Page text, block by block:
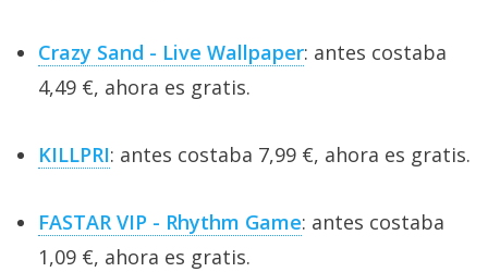
Crazy Sand - Live Wallpaper: antes costaba
4,49 €, ahora es gratis.
KILLPRI: antes costaba 7,99 €, ahora es gratis.
FASTAR VIP - Rhythm Game: antes costaba
1,09 €, ahora es gratis.